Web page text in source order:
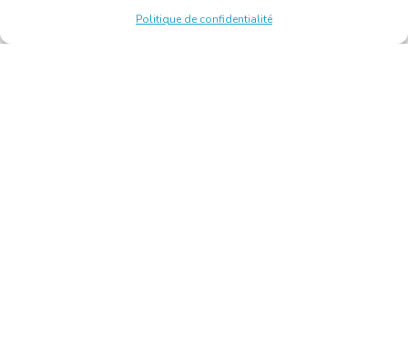
Politique de confidentialité